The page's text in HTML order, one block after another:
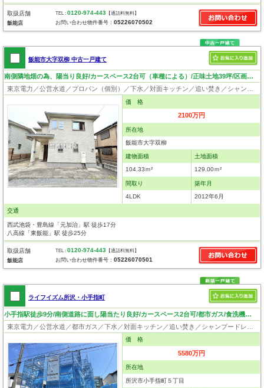
取扱店舗
飯能店
TEL :0120-974-443 【通話料無料】
お問い合わせ物件番号：05226070502
飯能市大字双柳 中古一戸建て
南側隣地畑の為、陽当り良好/カースペース2台可（車種による）/正味土地39坪/区画整理地内
価 格
2100万円
所在地
飯能市大字双柳
建物面積
104.33ｍ²
土地面積
129.00ｍ²
間取り
4LDK
築年月
2012年6月
交通
西武池袋・豊島線「元加治」駅 徒歩17分
八高線「東飯能」駅 徒歩25分
取扱店舗
飯能店
TEL :0120-974-443 【通話料無料】
お問い合わせ物件番号：05226070501
ライフイズム所沢・小手指町
小手指駅徒歩9分/南側道路に面し陽当たり良好/カースペース2台可/都市ガス/食洗機付き/LDK19.5帖
価 格
5580万円
所在地
所沢市小手指町５丁目